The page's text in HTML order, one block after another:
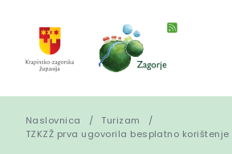
Naslovnica
Turizam
TZKZŽ prva ugovorila besplatno